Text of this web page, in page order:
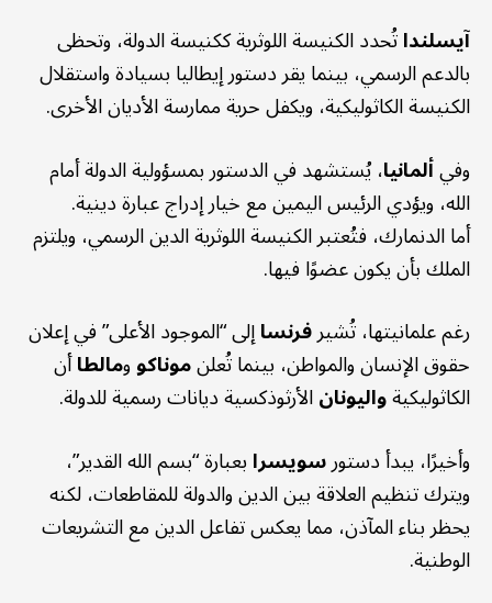
آيسلنداتُحدد الكنيسة اللوثرية ككنيسة الدولة، وتحظى
بالدعم الرسمي، بينما يقر دستور إيطاليا بسيادة واستقلال
الكنيسة الكاثوليكية، ويكفل حرية ممارسة الأديان الأخرى.
وفيألمانيا، يُستشهد في الدستور بمسؤولية الدولة أمام
الله، ويؤدي الرئيس اليمين مع خيار إدراج عبارة دينية.
أما الدنمارك، فتُعتبر الكنيسة اللوثرية الدين الرسمي، ويلتزم
الملك بأن يكون عضوًا فيها.
رغم علمانيتها، تُشيرفرنساإلى “الموجود الأعلى” في إعلان
حقوق الإنسان والمواطن، بينما تُعلنموناكوومالطاأن
الكاثوليكيةواليونانالأرثوذكسية ديانات رسمية للدولة.
وأخيرًا، يبدأ دستورسويسرابعبارة “بسم الله القدير”،
ويترك تنظيم العلاقة بين الدين والدولة للمقاطعات، لكنه
يحظر بناء المآذن، مما يعكس تفاعل الدين مع التشريعات
الوطنية.